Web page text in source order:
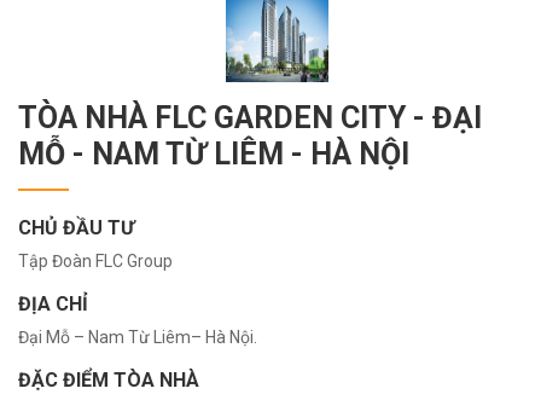
TÒA NHÀ FLC GARDEN CITY - ĐẠI
MỖ - NAM TỪ LIÊM - HÀ NỘI
CHỦ ĐẦU TƯ
Tập Đoàn FLC Group
ĐỊA CHỈ
Đại Mỗ – Nam Từ Liêm– Hà Nội.
ĐẶC ĐIỂM TÒA NHÀ